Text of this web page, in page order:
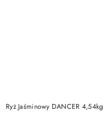
Ryż Jaśminowy DANCER 4,54kg